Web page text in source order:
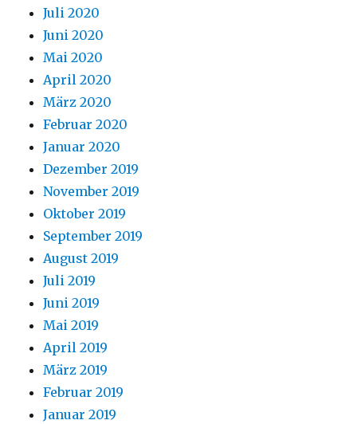
Juli 2020
Juni 2020
Mai 2020
April 2020
März 2020
Februar 2020
Januar 2020
Dezember 2019
November 2019
Oktober 2019
September 2019
August 2019
Juli 2019
Juni 2019
Mai 2019
April 2019
März 2019
Februar 2019
Januar 2019